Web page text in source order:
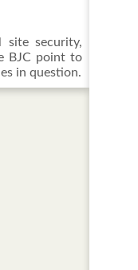
site security,
BJC point to
in question.